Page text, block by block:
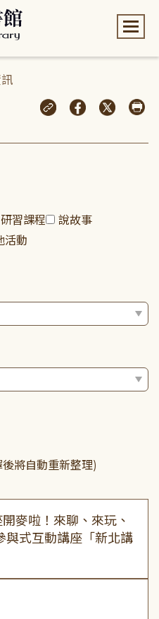
研習課程
說故事
活動
後將自動重新整理)
麥啦！來聊、來玩、
與式互動講座「新北講